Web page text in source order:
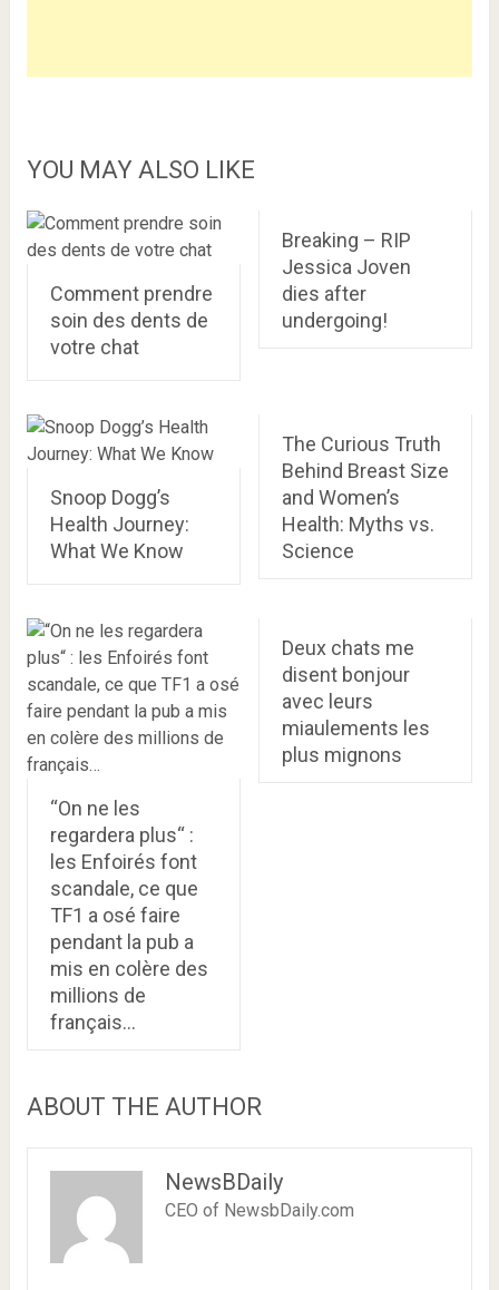
YOU MAY ALSO LIKE
Comment prendre
soin des dents de
votre chat
Breaking – RIP
Jessica Joven
dies after
undergoing!
Snoop Dogg’s
Health Journey:
What We Know
The Curious Truth
Behind Breast Size
and Women’s
Health: Myths vs.
Science
“On ne les
regardera plus“ :
les Enfoirés font
scandale, ce que
TF1 a osé faire
pendant la pub a
mis en colère des
millions de
français…
Deux chats me
disent bonjour
avec leurs
miaulements les
plus mignons
ABOUT THE AUTHOR
NewsBDaily
CEO of NewsbDaily.com